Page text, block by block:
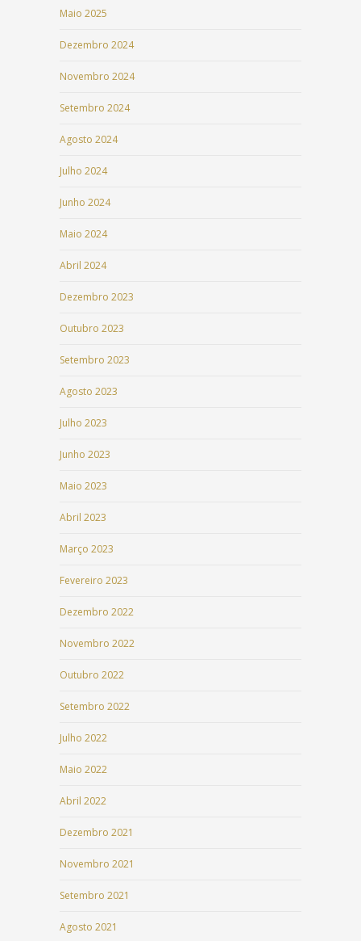
Maio 2025
Dezembro 2024
Novembro 2024
Setembro 2024
Agosto 2024
Julho 2024
Junho 2024
Maio 2024
Abril 2024
Dezembro 2023
Outubro 2023
Setembro 2023
Agosto 2023
Julho 2023
Junho 2023
Maio 2023
Abril 2023
Março 2023
Fevereiro 2023
Dezembro 2022
Novembro 2022
Outubro 2022
Setembro 2022
Julho 2022
Maio 2022
Abril 2022
Dezembro 2021
Novembro 2021
Setembro 2021
Agosto 2021